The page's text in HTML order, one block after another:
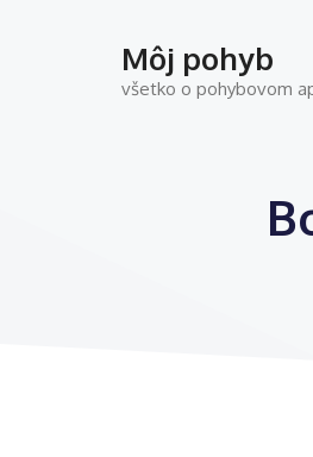
Môj pohyb
všetko o pohybovom